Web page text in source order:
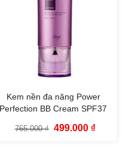
Kem nền đa năng Power
Perfection BB Cream SPF37
(40g)
765.000₫ Giá
499.000 ₫Giá